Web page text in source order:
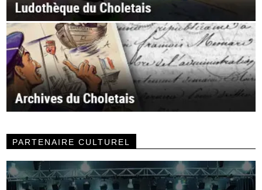
PARTENAIRE CULTUREL